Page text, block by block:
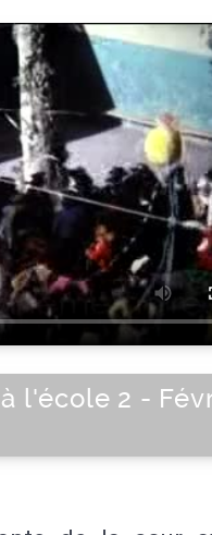
l'école 2 -